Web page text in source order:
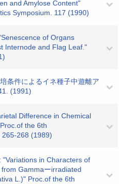
and Amylose Content"
Symposium. 117 (1990)
of Organs
Internode and Flag Leaf."
条件によるイネ種子中遊離ア
(1991)
Difference in Chemical
the 6th
265-268 (1989)
"Variations in Characters of
Gammaーirradiated
L.)" Proc.of the 6th